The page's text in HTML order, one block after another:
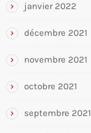
janvier 2022
décembre 2021
novembre 2021
octobre 2021
septembre 2021